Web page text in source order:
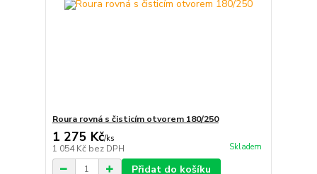
Roura rovná s čisticím otvorem 180/250
1 275 Kč/ks
1 054 Kč bez DPH Skladem
Přidat do košíku